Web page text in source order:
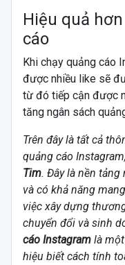
Hiệu quả
cáo
Khi chạy quảng cáo
được nhiều like sẽ
từ đó tiếp cận được
tăng ngân sách
Trên đây là tất cả
quảng cáo
Tim. Đây là nền
và có khả năng
việc xây dựng
chuyển đổi và sinh
cáo Instagramlà một
hiệu biết cách tính